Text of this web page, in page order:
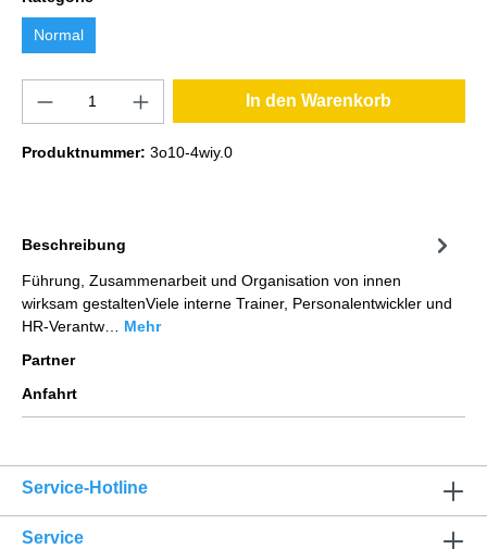
Normal
In den Warenkorb
Produktnummer: 3o10-4wiy.0
Beschreibung
Führung, Zusammenarbeit und Organisation von innen
wirksam gestaltenViele interne Trainer, Personalentwickler und
HR-Verantw… Mehr
Partner
Anfahrt
Service-Hotline
Service